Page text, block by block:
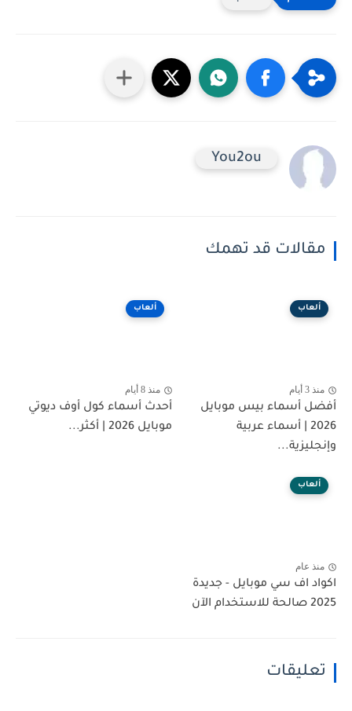
You2ou
مقالات قد تهمك
ألعاب
منذ 3 أيام
أفضل أسماء بيس موبايل
2026 | أسماء عربية
وإنجليزية...
ألعاب
منذ 8 أيام
أحدث أسماء كول أوف ديوتي
موبايل 2026 | أكثر...
ألعاب
منذ عام
اكواد اف سي موبايل - جديدة
2025 صالحة للاستخدام الآن
تعليقات